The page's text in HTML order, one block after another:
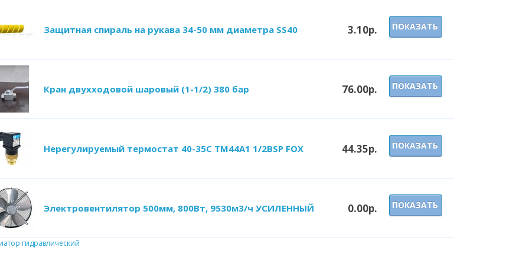
Защитная спираль на рукава 34-50 мм диаметра SS40 3.10р. ПОКАЗАТЬ
Кран двухходовой шаровый (1-1/2) 380 бар 76.00р. ПОКАЗАТЬ
Нерегулируемый термостат 40-35С ТМ44А1 1/2BSP FOX 44.35р. ПОКАЗАТЬ
Электровентилятор 500мм, 800Вт, 9530м3/ч УСИЛЕННЫЙ 0.00р. ПОКАЗАТЬ
гидравлический